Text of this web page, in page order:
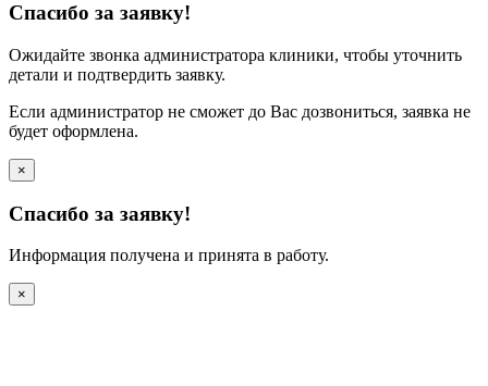
Спасибо за заявку!
Ожидайте звонка администратора клиники, чтобы уточнить
детали и подтвердить заявку.
Если администратор не сможет до Вас дозвониться, заявка не
будет оформлена.
×
Спасибо за заявку!
Информация получена и принята в работу.
×